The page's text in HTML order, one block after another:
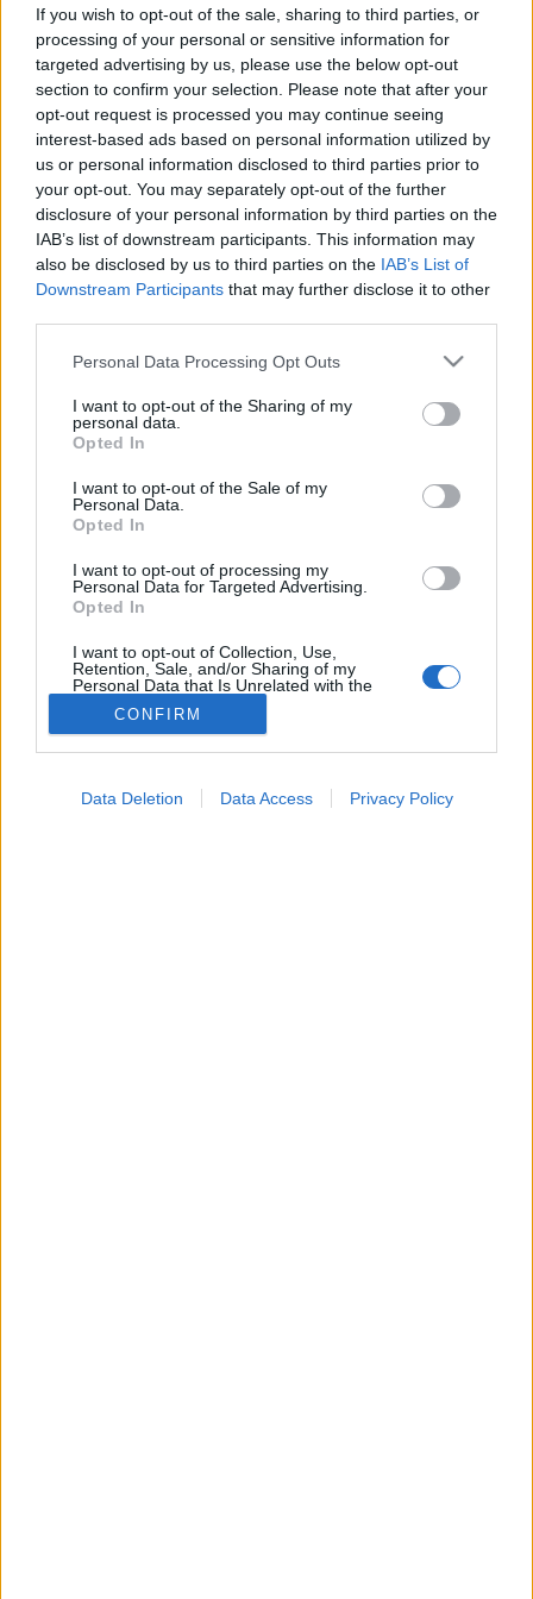
If you wish to opt-out of the sale, sharing to third parties, or
processing of your personal or sensitive information for
targeted advertising by us, please use the below opt-out
section to confirm your selection. Please note that after your
opt-out request is processed you may continue seeing
interest-based ads based on personal information utilized by
us or personal information disclosed to third parties prior to
your opt-out. You may separately opt-out of the further
disclosure of your personal information by third parties on the
IAB’s list of downstream participants. This information may
also be disclosed by us to third parties on the IAB’s List of
Downstream Participants that may further disclose it to other
Please note that this website/app uses one or more Google
not limited to your visit or usage behaviour. You may click to
grant or deny consent to Google and its third-party tags to
use your data for below specified purposes in below Google
consent section.
Personal Data Processing Opt Outs
I want to opt-out of the Sharing of my
personal data.
Opted In
I want to opt-out of the Sale of my
Personal Data.
Opted In
I want to opt-out of processing my
Personal Data for Targeted Advertising.
Opted In
I want to opt-out of Collection, Use,
Retention, Sale, and/or Sharing of my
Personal Data that Is Unrelated with the
Purposes for which it was collected.
Opted Out
CONFIRM
Data Deletion Data Access Privacy Policy
Dietetika
2024. május 25. 17:04